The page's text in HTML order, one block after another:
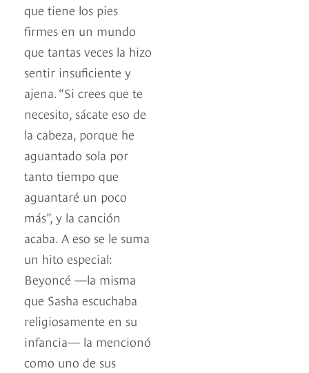
que tiene los pies
firmes en un mundo
que tantas veces la hizo
sentir insuficiente y
ajena. “Si crees que te
necesito, sácate eso de
la cabeza, porque he
aguantado sola por
tanto tiempo que
aguantaré un poco
más”, y la canción
acaba. A eso se le suma
un hito especial:
Beyoncé —la misma
que Sasha escuchaba
religiosamente en su
infancia— la mencionó
como uno de sus